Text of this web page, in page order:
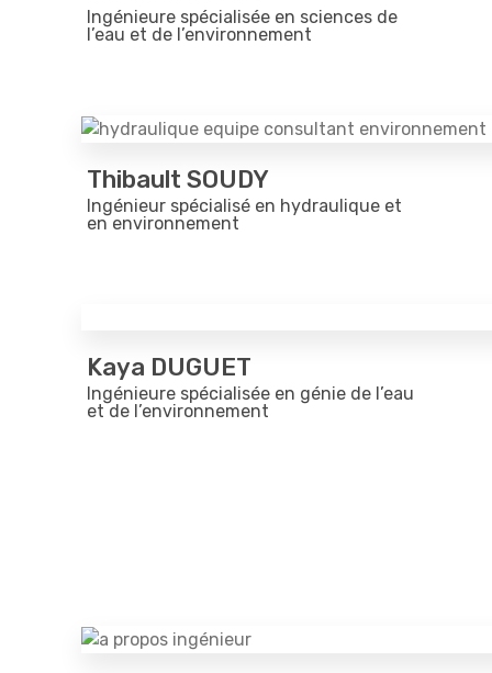
Ingénieure spécialisée en sciences de
l’eau et de l’environnement
Thibault SOUDY
Ingénieur spécialisé en hydraulique et
en environnement
Kaya DUGUET
Ingénieure spécialisée en génie de l’eau
et de l’environnement